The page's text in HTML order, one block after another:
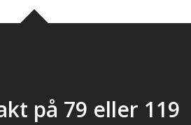
på 79 eller 119